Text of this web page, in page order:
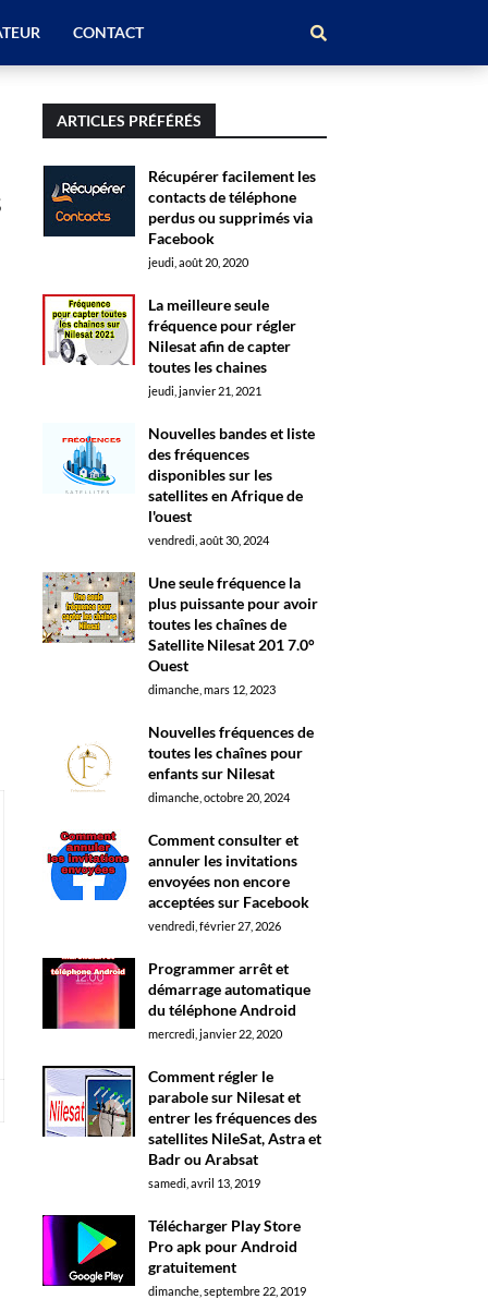
CONTACT
ARTICLES PRÉFÉRÉS
Récupérer facilement les
contacts de téléphone
perdus ou supprimés via
Facebook
jeudi, août 20, 2020
La meilleure seule
fréquence pour régler
Nilesat afin de capter
toutes les chaines
jeudi, janvier 21, 2021
Nouvelles bandes et liste
des fréquences
disponibles sur les
satellites en Afrique de
l'ouest
vendredi, août 30, 2024
Une seule fréquence la
plus puissante pour avoir
toutes les chaînes de
Satellite Nilesat 201 7.0°
Ouest
dimanche, mars 12, 2023
Nouvelles fréquences de
toutes les chaînes pour
enfants sur Nilesat
dimanche, octobre 20, 2024
Comment consulter et
annuler les invitations
envoyées non encore
acceptées sur Facebook
vendredi, février 27, 2026
Programmer arrêt et
démarrage automatique
du téléphone Android
mercredi, janvier 22, 2020
Comment régler le
parabole sur Nilesat et
entrer les fréquences des
satellites NileSat, Astra et
Badr ou Arabsat
samedi, avril 13, 2019
Télécharger Play Store
Pro apk pour Android
gratuitement
dimanche, septembre 22, 2019